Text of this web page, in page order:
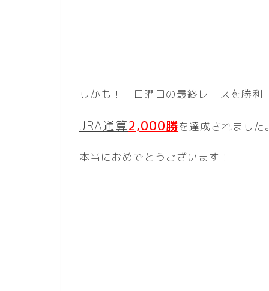
しかも！ 日曜日の最終レースを勝利
JRA通算2,000勝を達成されました
本当におめでとうございます！